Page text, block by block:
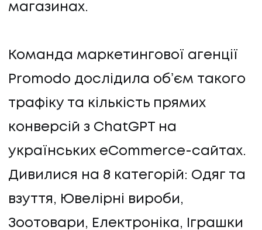
магазинах.
Команда маркетингової агенції
Promodo дослідила обʼєм такого
трафіку та кількість прямих
конверсій з ChatGPT на
українських eCommerce-сайтах.
Дивилися на 8 категорій: Одяг та
взуття, Ювелірні вироби,
Зоотовари, Електроніка, Іграшки